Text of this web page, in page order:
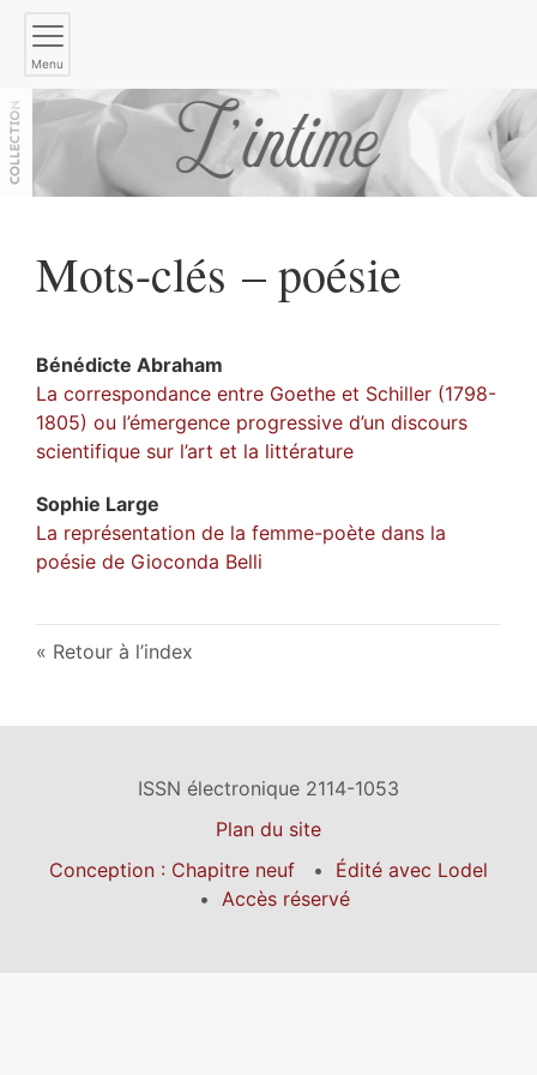
Menu
Mots-clés – poésie
Bénédicte Abraham
La correspondance entre Goethe et Schiller (1798-
1805) ou l’émergence progressive d’un discours
scientifique sur l’art et la littérature
Sophie Large
La représentation de la femme-poète dans la
poésie de Gioconda Belli
Retour à l’index
ISSN électronique 2114-1053
Plan du site
Conception : Chapitre neuf
Édité avec Lodel
Accès réservé